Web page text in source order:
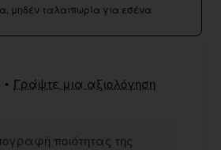
μηδέν ταλαιπωρία για εσένα
ποιότητας της
• Γράψτε μια αξιολόγηση